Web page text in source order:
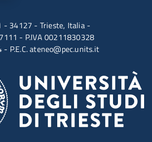
- 34127 - Trieste, Italia -
- P.IVA 00211830328
- P.E.C.ateneo@pec.units.it